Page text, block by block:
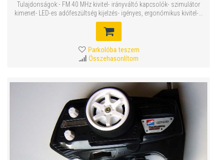
Tulajdonságok:- FM 40 MHz kivitel- irányváltó kapcsolók- szimulátor
kimenet- LED-es adófeszültség kijelzés- igényes, ergonómikus kivitel-...
Parkolóba teszem
Összehasonlítom